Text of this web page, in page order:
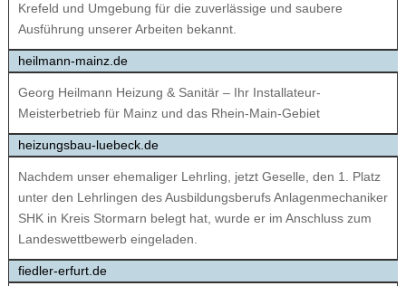
Krefeld und Umgebung für die zuverlässige und saubere
Ausführung unserer Arbeiten bekannt.
heilmann-mainz.de
Georg Heilmann Heizung & Sanitär – Ihr Installateur-
Meisterbetrieb für Mainz und das Rhein-Main-Gebiet
heizungsbau-luebeck.de
Nachdem unser ehemaliger Lehrling, jetzt Geselle, den 1. Platz
unter den Lehrlingen des Ausbildungsberufs Anlagenmechaniker
SHK in Kreis Stormarn belegt hat, wurde er im Anschluss zum
Landeswettbewerb eingeladen.
fiedler-erfurt.de